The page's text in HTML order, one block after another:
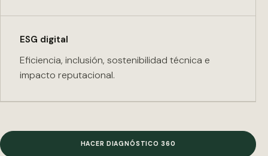
ESG digital
Eficiencia, inclusión, sostenibilidad técnica e
impacto reputacional.
HACER DIAGNÓSTICO 360